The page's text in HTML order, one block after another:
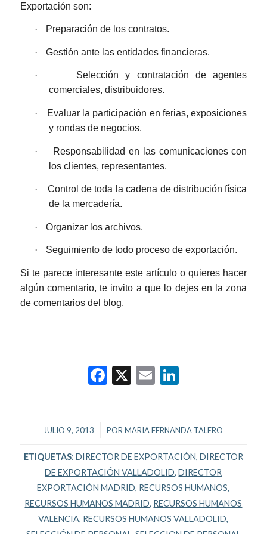
Exportación son:
· Preparación de los contratos.
· Gestión ante las entidades financieras.
·
Selección y contratación de agentes
comerciales, distribuidores.
·
Evaluar la participación en ferias, exposiciones
y rondas de negocios.
·
Responsabilidad en las comunicaciones con
los clientes, representantes.
·
Control de toda la cadena de distribución física
de la mercadería.
· Organizar los archivos.
· Seguimiento de todo proceso de exportación.
Si te parece interesante este artículo o quieres hacer
algún comentario, te invito a que lo dejes en la zona
de comentarios del blog.
Facebook
X EmailLinkedIn
JULIO 9, 2013
/ PORMARIA FERNANDA TALERO
ETIQUETAS: DIRECTOR DE EXPORTACIÓN, DIRECTOR
DE EXPORTACIÓN VALLADOLID,DIRECTOR
EXPORTACIÓN MADRID, RECURSOS HUMANOS,
RECURSOS HUMANOS MADRID, RECURSOS HUMANOS
VALENCIA, RECURSOS HUMANOS VALLADOLID,